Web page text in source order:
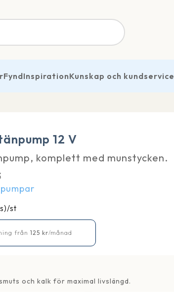
FyndInspirationKunskap och kundservice
12 V
komplett med munstycken.
/st
från125 kr/månad
och kalk för maximal livslängd.